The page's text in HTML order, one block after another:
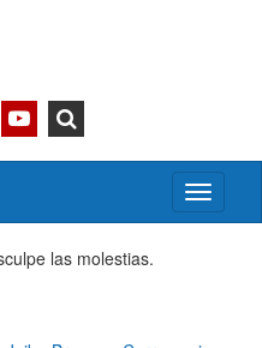
Activar/
menú
las molestias.